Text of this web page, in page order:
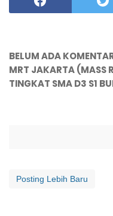
BELUM ADA
MRT JAKARTA (MASS
TINGKAT SMA D3 S1
Posting Lebih Baru